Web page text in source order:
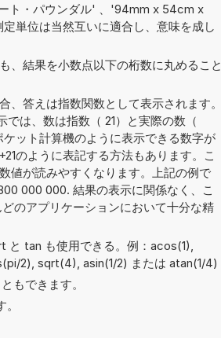
ト・パウンダル' 、'94mm x 54cm x
単位は当然互いに適合し、意味を成し
、結果を小数点以下の桁数に丸めること
、答えは指数関数として表示されます。
では、数は指数（ 21）と実際の数（
ット計算機のように表示できる数字が
のように表記する方法もあります。こ
値が読みやすくなります。上記の例で
000 000. 結果の表示に関係なく、こ
のアプリケーションにおいて十分な精
tan も使用できる。例：acos(1),
2), sqrt(4), asin(1/2) または atan(1/4)
もできます。